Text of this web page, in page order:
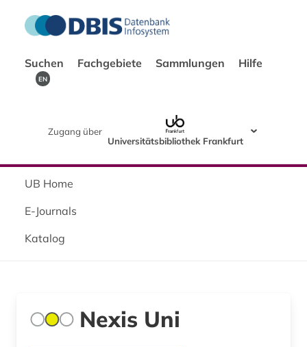
Suchen Fachgebiete Sammlungen Hilfe
EN
Zugang über
Universitätsbibliothek Frankfurt
UB Home
E-Journals
Katalog
Nexis Uni